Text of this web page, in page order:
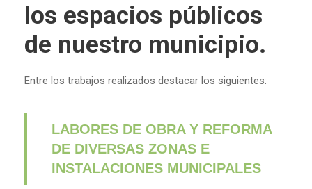
los espacios públicos
de nuestro municipio.
Entre los trabajos realizados destacar los siguientes:
LABORES DE OBRA Y REFORMA
DE DIVERSAS ZONAS E
INSTALACIONES MUNICIPALES